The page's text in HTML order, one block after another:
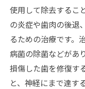
使用して除去するこ
の炎症や歯肉の後退
るための治療です。
病菌の除菌などがあ
損傷した歯を修復す
と、神経にまで達す